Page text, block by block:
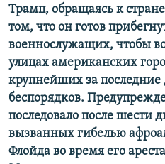
Трамп, обращаясь к
том, что он готов
военнослужащих, чтобы
улицах американских
крупнейших за последние
беспорядков.
последовало после шести
вызванных гибелью
Флойда во время его